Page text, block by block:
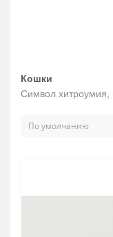
Кошки
Символ хитроумия,